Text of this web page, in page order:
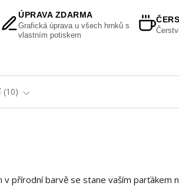
ÚPRAVA ZDARMA
Grafická úprava u všech hrnků s
vlastním potiskem
10
přírodní barvě se stane vaším parťákem